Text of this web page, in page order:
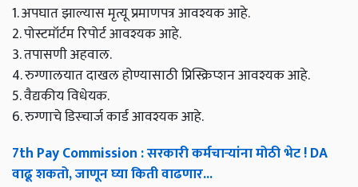
1. अपघात झाल्यास मृत्यू प्रमाणपत्र आवश्यक आहे.
2. पोस्टमॉर्टम रिपोर्ट आवश्यक आहे.
3. तपासणी अहवाल.
4. रुग्णालयात दाखल होण्यासाठी प्रिस्क्रिप्शन आवश्यक आहे.
5. वैद्यकीय विधेयक.
6. रुग्णाचे डिस्चार्ज कार्ड आवश्यक आहे.
7th Pay Commission : सरकारी कर्मचाऱ्यांना मोठी भेट ! DA
वाढू शकतो, जाणून घ्या किती वाढणार...